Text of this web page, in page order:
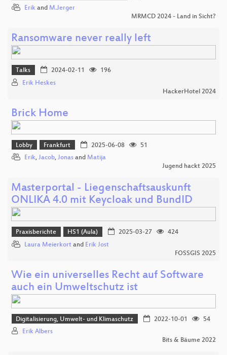
Erik and M.Jerger
MRMCD 2024 - Land in Sicht?
Ransomware never really left
Talks 2024-02-11
196
Erik Heskes
HackerHotel 2024
Brick Home
Lobby Frankfurt 2025-06-08
51
Erik, Jacob, Jonas and Matija
Jugend hackt 2025
Masterportal - Liegenschaftsauskunft
ONLIKA 4.0 mit Keycloak und BundID
Praxisberichte HS1 (Aula) 2025-03-27
424
Laura Meierkort and Erik Jost
FOSSGIS 2025
Wie ein universelles Recht auf Software
auch ein Umweltschutz ist
Digitalisierung, Umwelt- und Klimaschutz 2022-10-01
54
Erik Albers
Bits & Bäume 2022